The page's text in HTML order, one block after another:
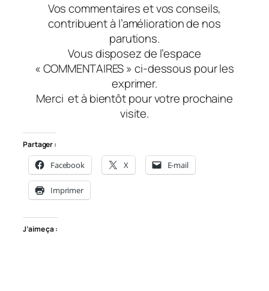
Vos commentaires et vos conseils,
contribuent à l’amélioration de nos
parutions.
Vous disposez de l’espace
« COMMENTAIRES » ci-dessous pour les
exprimer.
Merci et à bientôtpour votre prochaine
visite.
Partager :
Facebook X E-mail
Imprimer
J’aime ça :